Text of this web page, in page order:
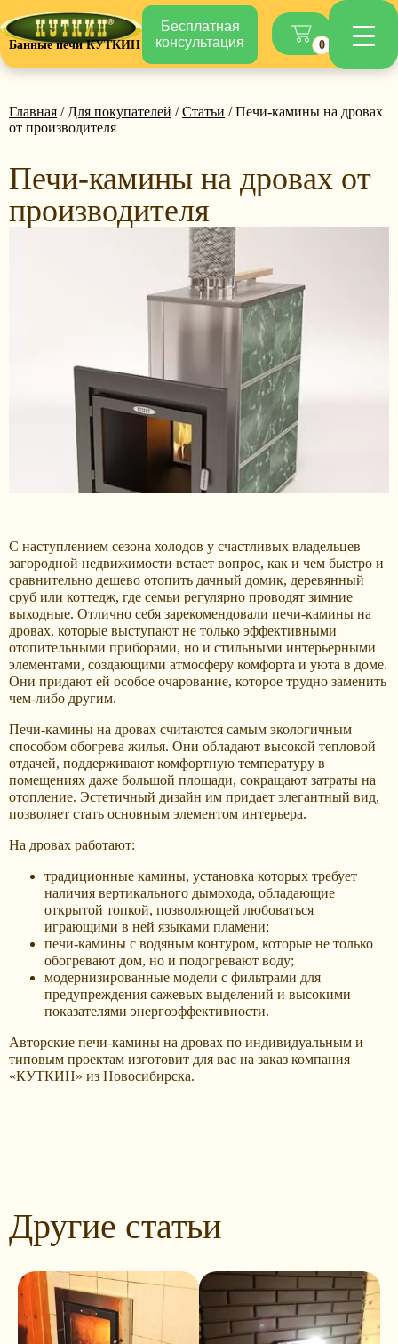
Банные печи КУТКИН
Бесплатная
консультация
0
Главная / Для покупателей /Статьи / Печи-камины на дровах
от производителя
Печи-камины на дровах от
производителя
С наступлением сезона холодов у счастливых владельцев
загородной недвижимости встает вопрос, как и чем быстро и
сравнительно дешево отопить дачный домик, деревянный
сруб или коттедж, где семьи регулярно проводят зимние
выходные. Отлично себя зарекомендовали печи-камины на
дровах, которые выступают не только эффективными
отопительными приборами, но и стильными интерьерными
элементами, создающими атмосферу комфорта и уюта в доме.
Они придают ей особое очарование, которое трудно заменить
чем-либо другим.
Печи-камины на дровах считаются самым экологичным
способом обогрева жилья. Они обладают высокой тепловой
отдачей, поддерживают комфортную температуру в
помещениях даже большой площади, сокращают затраты на
отопление. Эстетичный дизайн им придает элегантный вид,
позволяет стать основным элементом интерьера.
На дровах работают:
традиционные камины, установка которых требует
наличия вертикального дымохода, обладающие
открытой топкой, позволяющей любоваться
играющими в ней языками пламени;
печи-камины с водяным контуром, которые не только
обогревают дом, но и подогревают воду;
модернизированные модели с фильтрами для
предупреждения сажевых выделений и высокими
показателями энергоэффективности.
Авторские печи-камины на дровах по индивидуальным и
типовым проектам изготовит для вас на заказ компания
«КУТКИН» из Новосибирска.
Другие статьи